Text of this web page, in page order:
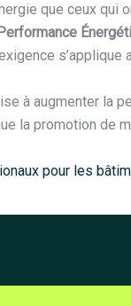
que ceux
à augmenter la
la promotion
pour les